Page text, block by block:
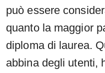
può essere
quanto la maggior
diploma di laurea.
abbina degli utenti,